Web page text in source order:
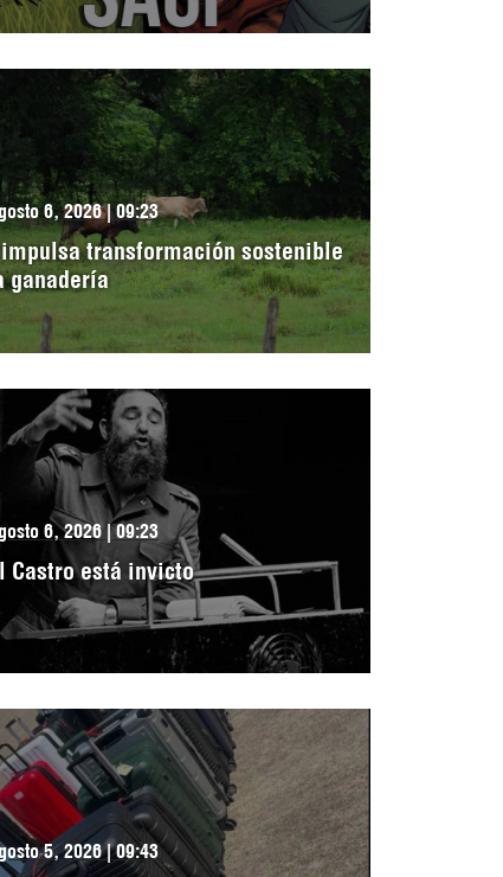
6, 2026 | 09:23
impulsa transformación sostenible
ganadería
6, 2026 | 09:23
Castro está invicto
5, 2026 | 09:43